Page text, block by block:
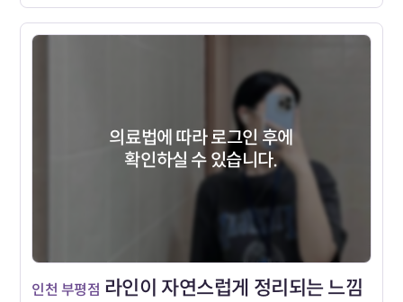
의료법에 따라 로그인 후에
확인하실 수 있습니다.
인천 부평점 라인이 자연스럽게 정리되는 느낌